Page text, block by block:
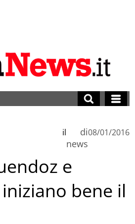
di
news
il 08/01/2016
e
bene il